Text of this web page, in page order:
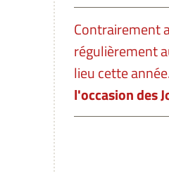
Contrairement
régulièrement
lieu cette
l'occasion des